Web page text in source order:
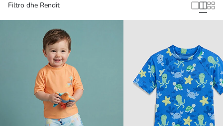
Filtro dhe Rendit